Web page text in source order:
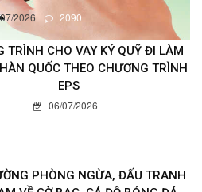
2026 2090
TRÌNH CHO VAY KÝ QUỸ ĐI LÀM
QUỐC THEO CHƯƠNG TRÌNH
EPS
06/07/2026
PHÒNG NGỪA, ĐẤU TRANH